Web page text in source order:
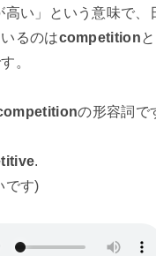
高い」という意味で、
るのはcompetition
。
の形容詞で
.
です)